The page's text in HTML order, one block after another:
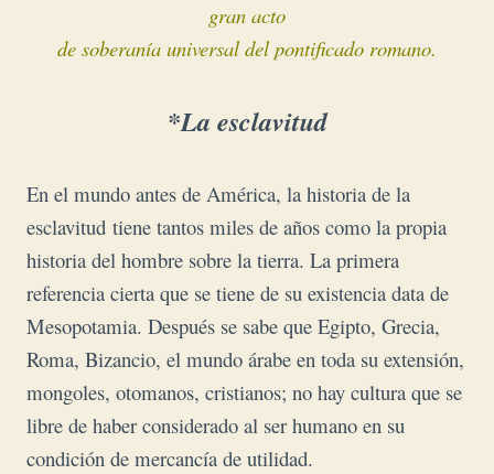
gran acto
de soberanía universal del pontificado romano.
*La esclavitud
En el mundo antes de América, la historia de la
esclavitud tiene tantos miles de años como la propia
historia del hombre sobre la tierra. La primera
referencia cierta que se tiene de su existencia data de
Mesopotamia. Después se sabe que Egipto, Grecia,
Roma, Bizancio, el mundo árabe en toda su extensión,
mongoles, otomanos, cristianos; no hay cultura que se
libre de haber considerado al ser humano en su
condición de mercancía de utilidad.